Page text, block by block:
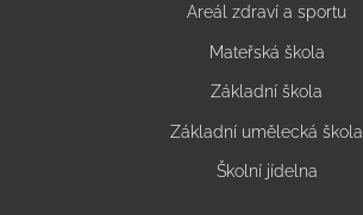
Areál zdraví a sportu
Mateřská škola
Základní škola
Základní umělecká škola
Školní jídelna